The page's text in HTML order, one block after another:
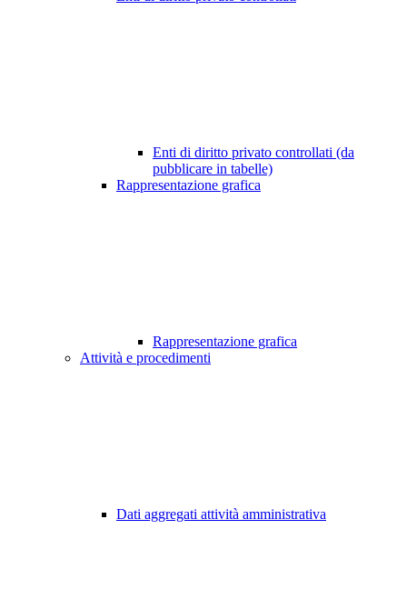
Enti di diritto privato controllati (da
pubblicare in tabelle)
Rappresentazione grafica
Rappresentazione grafica
Attività e procedimenti
Dati aggregati attività amministrativa